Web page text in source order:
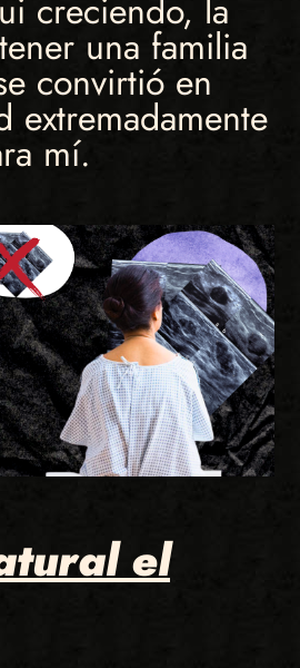
creciendo, la
una familia
convirtió en
extremadamente
mí.
el